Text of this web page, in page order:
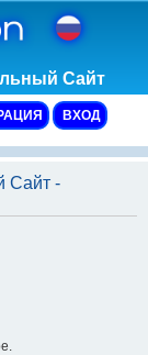
Сайт
ВХОД
Сайт -